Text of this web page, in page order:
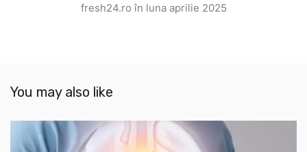
fresh24.ro în luna aprilie 2025
You may also like